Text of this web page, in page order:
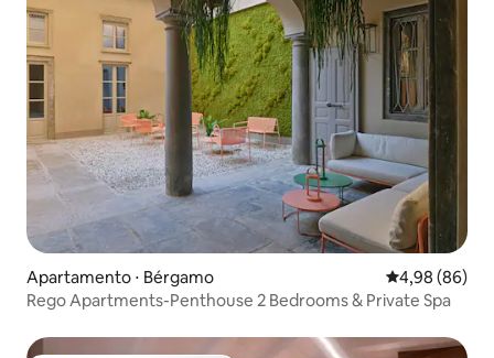
Apartamento ⋅ Bérgamo 4,98 de uma
4,98 (86)
Rego Apartments-Penthouse 2 Bedrooms & Private Spa